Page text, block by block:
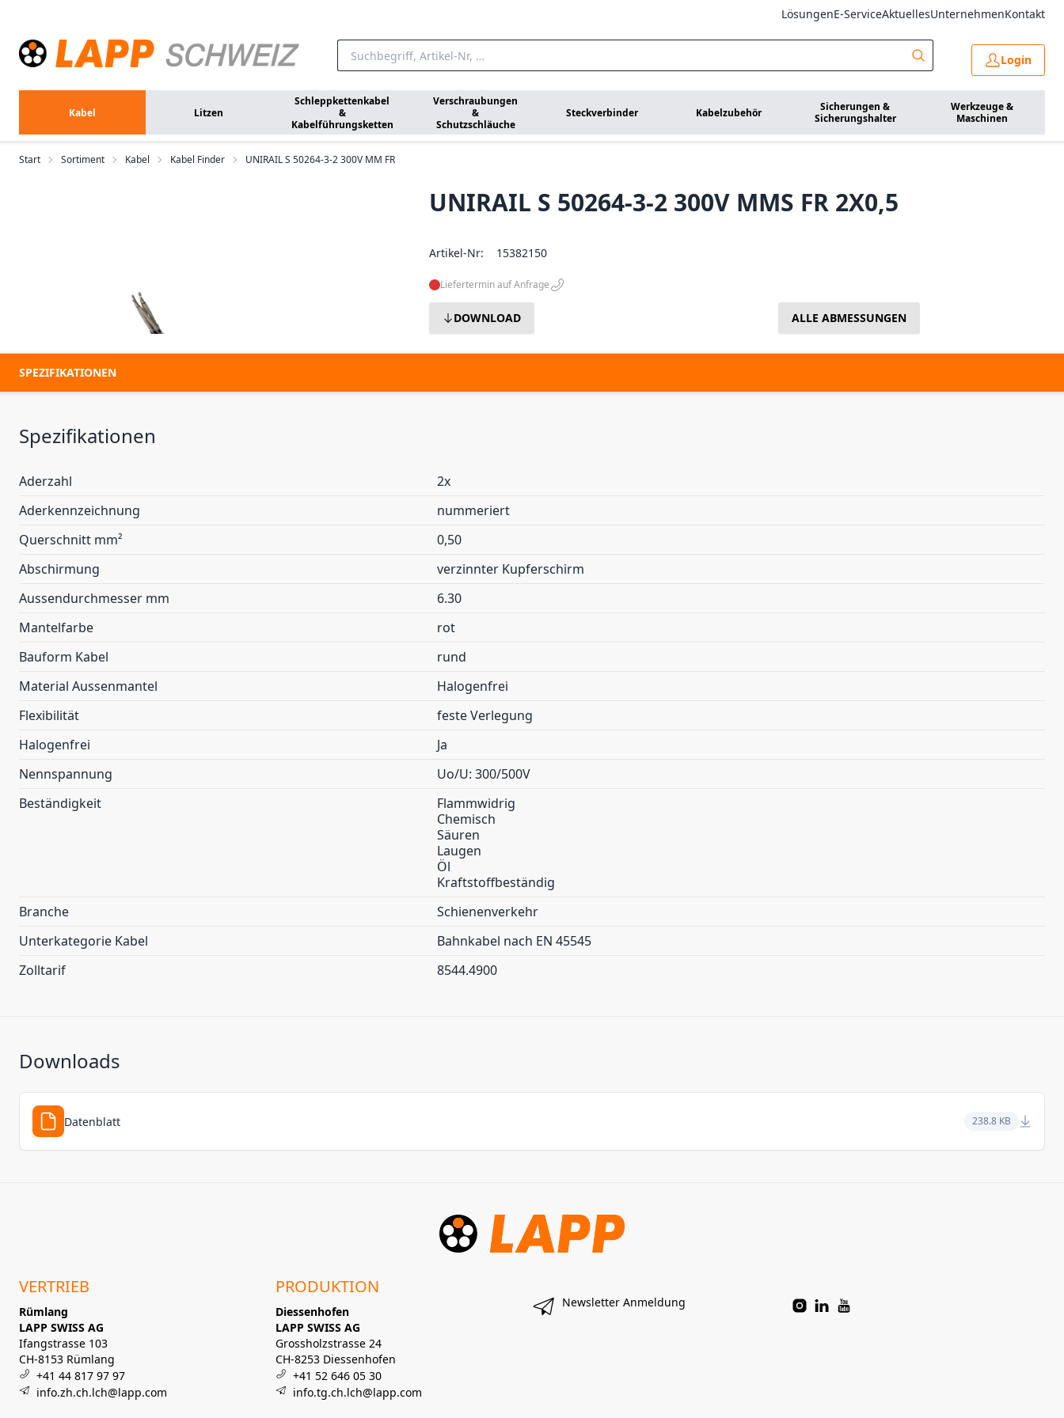
LösungenE-ServiceAktuellesUnternehmenKontakt
Login
Kabel Litzen
Schleppkettenkabel
&
Kabelführungsketten
Verschraubungen
&
Schutzschläuche
Steckverbinder Kabelzubehör
Sicherungen &
Sicherungshalter
Werkzeuge &
Maschinen
Start Sortiment Kabel Kabel Finder UNIRAIL S 50264-3-2 300V MM FR
UNIRAIL S 50264-3-2 300V MMS FR 2X0,5
Artikel-Nr: 15382150
Liefertermin auf Anfrage
DOWNLOAD ALLE ABMESSUNGEN
SPEZIFIKATIONEN
Spezifikationen
Aderzahl
2x
Aderkennzeichnung
nummeriert
Querschnitt mm²
0,50
Abschirmung
verzinnter Kupferschirm
Aussendurchmesser mm
6.30
Mantelfarbe
rot
Bauform Kabel
rund
Material Aussenmantel
Halogenfrei
Flexibilität
feste Verlegung
Halogenfrei
Ja
Nennspannung
Uo/U: 300/500V
Beständigkeit
Flammwidrig
Chemisch
Säuren
Laugen
Öl
Kraftstoffbeständig
Branche
Schienenverkehr
Unterkategorie Kabel
Bahnkabel nach EN 45545
Zolltarif
8544.4900
Downloads
Datenblatt 238.8 KB
VERTRIEB
Rümlang
LAPP SWISS AG
Ifangstrasse 103
CH-8153 Rümlang
+41 44 817 97 97
info.zh.ch.lch@lapp.com
PRODUKTION
Diessenhofen
LAPP SWISS AG
Grossholzstrasse 24
CH-8253 Diessenhofen
+41 52 646 05 30
info.tg.ch.lch@lapp.com
Newsletter Anmeldung